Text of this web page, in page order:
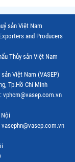
sản Việt Nam
and Producers
Thủy sản Việt Nam
Việt Nam (VASEP)
Tp.Hồ Chí Minh
vphcm@vasep.com.vn
Nội
vasephn@vasep.com.vn